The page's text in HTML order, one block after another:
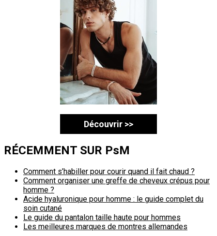
Découvrir >>
RÉCEMMENT SUR PsM
Comment s’habiller pour courir quand il fait chaud ?
Comment organiser une greffe de cheveux crépus pour
homme ?
Acide hyaluronique pour homme : le guide complet du
soin cutané
Le guide du pantalon taille haute pour hommes
Les meilleures marques de montres allemandes